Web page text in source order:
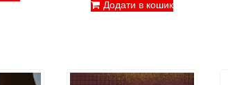
Додати в кошик